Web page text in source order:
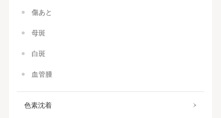
傷あと
母斑
白斑
血管腫
色素沈着